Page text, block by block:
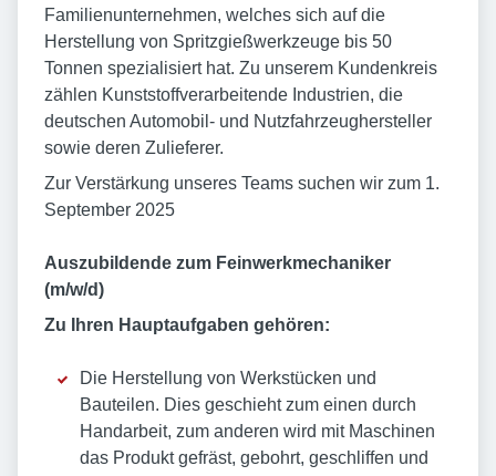
Familienunternehmen, welches sich auf die
Herstellung von Spritzgießwerkzeuge bis 50
Tonnen spezialisiert hat. Zu unserem Kundenkreis
zählen Kunststoffverarbeitende Industrien, die
deutschen Automobil- und Nutzfahrzeughersteller
sowie deren Zulieferer.
Zur Verstärkung unseres Teams suchen wir zum 1.
September 2025
Auszubildende zum Feinwerkmechaniker
(m/w/d)
Zu Ihren Hauptaufgaben gehören:
Die Herstellung von Werkstücken und
Bauteilen. Dies geschieht zum einen durch
Handarbeit, zum anderen wird mit Maschinen
das Produkt gefräst, gebohrt, geschliffen und